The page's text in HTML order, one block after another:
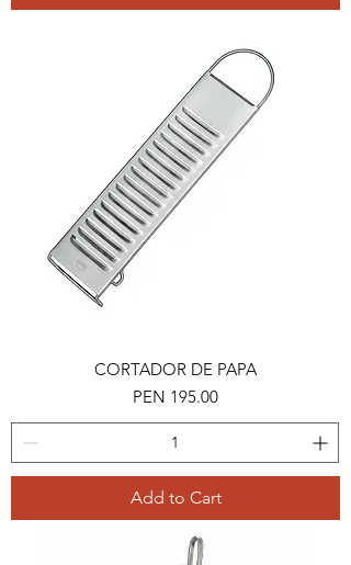
CORTADOR DE PAPA
Price
PEN 195.00
Add to Cart